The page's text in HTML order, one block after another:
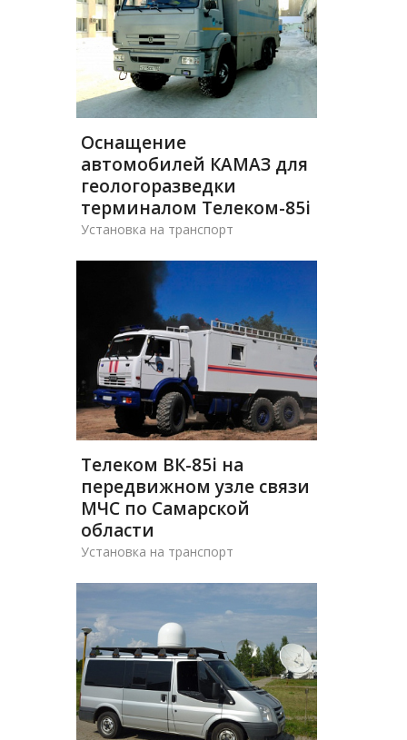
Оснащение
автомобилей КАМАЗ для
геологоразведки
терминалом Телеком-85i
Установка на транспорт
Телеком ВК-85i на
передвижном узле связи
МЧС по Самарской
области
Установка на транспорт